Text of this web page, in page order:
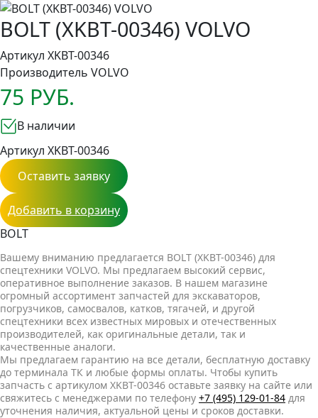
BOLT (XKBT-00346) VOLVO
Артикул XKBT-00346
Производитель VOLVO
75 РУБ.
В наличии
Артикул XKBT-00346
Оставить заявку
Добавить в корзину
BOLT
Вашему вниманию предлагается BOLT (XKBT-00346) для
спецтехники VOLVO. Мы предлагаем высокий сервис,
оперативное выполнение заказов. В нашем магазине
огромный ассортимент запчастей для экскаваторов,
погрузчиков, самосвалов, катков, тягачей, и другой
спецтехники всех известных мировых и отечественных
производителей, как оригинальные детали, так и
качественные аналоги.
Мы предлагаем гарантию на все детали, бесплатную доставку
до терминала ТК и любые формы оплаты. Чтобы купить
запчасть с артикулом XKBT-00346 оставьте заявку на сайте или
свяжитесь с менеджерами по телефону +7 (495) 129-01-84 для
уточнения наличия, актуальной цены и сроков доставки.